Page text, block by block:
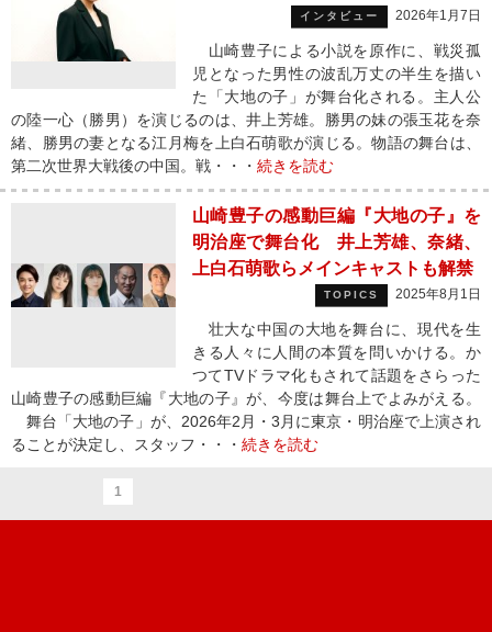
インタビュー 2026年1月7日
山崎豊子による小説を原作に、戦災孤
児となった男性の波乱万丈の半生を描い
た「大地の子」が舞台化される。主人公
の陸一心（勝男）を演じるのは、井上芳雄。勝男の妹の張玉花を奈
緒、勝男の妻となる江月梅を上白石萌歌が演じる。物語の舞台は、
第二次世界大戦後の中国。戦・・・ 続きを読む
山崎豊子の感動巨編『大地の子』を
明治座で舞台化 井上芳雄、奈緒、
上白石萌歌らメインキャストも解禁
TOPICS 2025年8月1日
壮大な中国の大地を舞台に、現代を生
きる人々に人間の本質を問いかける。か
つてTVドラマ化もされて話題をさらった
山崎豊子の感動巨編『大地の子』が、今度は舞台上でよみがえる。
舞台「大地の子」が、2026年2月・3月に東京・明治座で上演され
ることが決定し、スタッフ・・・ 続きを読む
1